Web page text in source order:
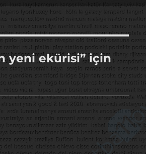
yeni ekürisi” için
dedi
ki: